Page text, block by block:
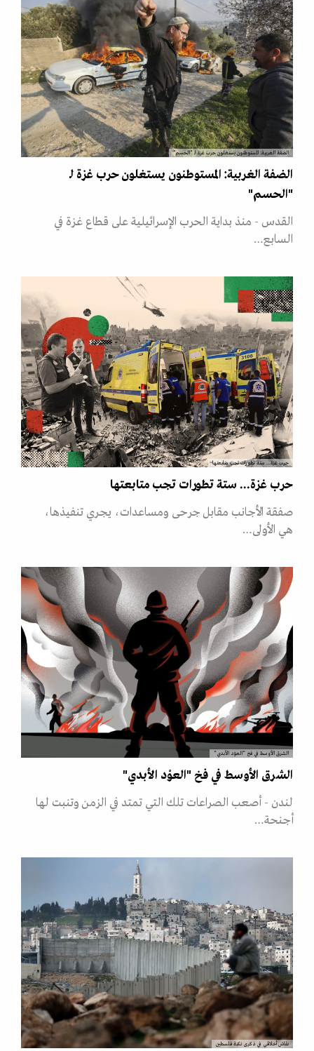
الضفة الغربية: المستوطنون يستغلون حرب غزة لـ "الحسم"
الضفة الغربية: المستوطنون يستغلون حرب غزة لـ
"الحسم"
القدس - منذ بداية الحرب الإسرائيلية على قطاع غزة في
السابع…
حرب غزة... ستة تطورات تجب متابعتها
حرب غزة... ستة تطورات تجب متابعتها
صفقة الأجانب مقابل جرحى ومساعدات، يجري تنفيذها،
هي الأولى…
الشرق الأوسط في فخ "العوْد الأبدي"
الشرق الأوسط في فخ "العوْد الأبدي"
لندن - أصعب الصراعات تلك التي تمتد في الزمن وتنبت لها
أجنحة…
نقاش أخلاقي في ذكرى نكبة فلسطين